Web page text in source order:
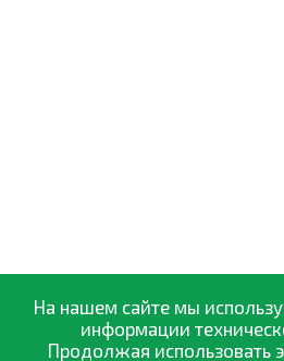
На нашем сайте мы
информации
Продолжая использовать